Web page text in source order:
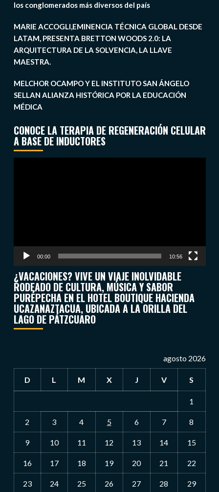
los conglomerados más diversos del país
MARIE ACCOGLI,EMINENCIA TÉCNICA GLOBAL DESDE
LATAM, PRESENTA BRETTON WOODS 2.0: LA
ARQUITECTURA DE LA SOLVENCIA, LA LLAVE
MAESTRA.
MELCHOR OCAMPO Y EL INSTITUTO SAN ÁNGELO
SELLAN ALIANZA HISTÓRICA POR LA EDUCACIÓN
MÉDICA
CONOCE LA TERAPIA DE REGENERACIÓN CELULAR
A BASE DE INDUCTORES
00:00 10:56
¿VACACIONES? VIVE UN VIAJE INOLVIDABLE
RODEADO DE CULTURA, MÚSICA Y SABOR
PURÉPECHA EN EL HOTEL BOUTIQUE HACIENDA
UCAZANAZTACUA, UBICADA A LA ORILLA DEL
LAGO DE PÁTZCUARO
agosto 2026
D L M X J V S
1
2 3 4 5 6 7 8
9 10 11 12 13 14 15
16 17 18 19 20 21 22
23 24 25 26 27 28 29